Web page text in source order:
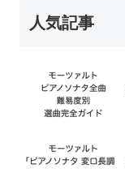
人気記事